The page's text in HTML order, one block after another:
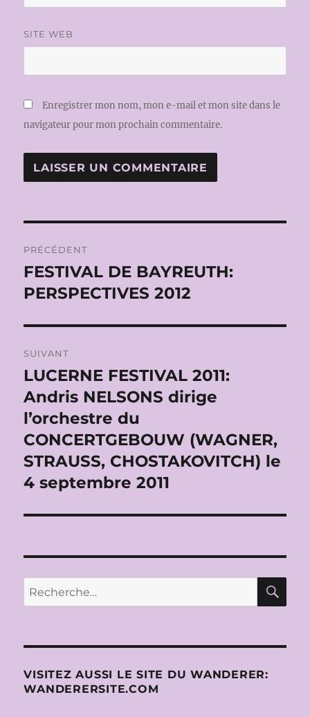
SITE WEB
Enregistrer mon nom, mon e-mail et mon site dans le
navigateur pour mon prochain commentaire.
de
l’article
PRÉCÉDENT
Publication
précédente :
FESTIVAL DE BAYREUTH:
PERSPECTIVES 2012
SUIVANT
Publication
suivante :
LUCERNE FESTIVAL 2011:
Andris NELSONS dirige
l’orchestre du
CONCERTGEBOUW (WAGNER,
STRAUSS, CHOSTAKOVITCH) le
4 septembre 2011
Recherche
pour :
VISITEZ AUSSI LE SITE DU WANDERER:
WANDERERSITE.COM